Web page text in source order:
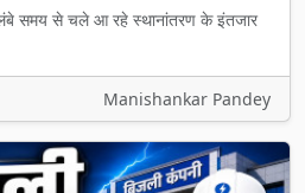
लंबे समय से चले आ रहे स्थानांतरण के इंतजार
Manishankar Pandey